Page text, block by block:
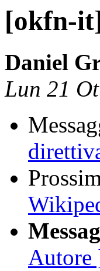
[okfn-
Daniel
Lun 21
Autore